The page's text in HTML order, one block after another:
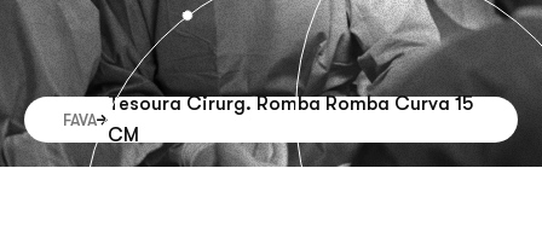
FAVA
Tesoura Cirurg. Romba Romba Curva 15
CM